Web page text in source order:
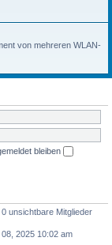
von mehreren WLAN-
bleiben
unsichtbare Mitglieder
2025 10:02 am